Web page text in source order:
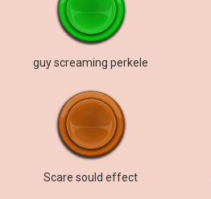
guy screaming perkele
Scare sould effect